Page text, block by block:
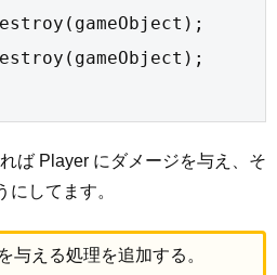
ば Player にダメージを与え、そ
してます。
与える処理を追加する。